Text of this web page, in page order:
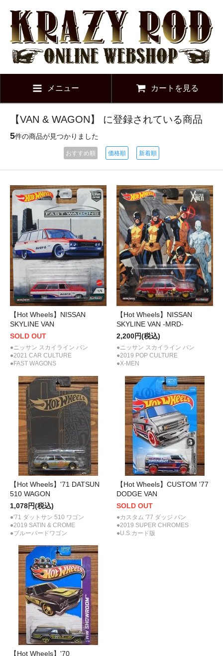
メニュー カートを見る
【VAN & WAGON】 に登録されている商品
5件の商品が見つかりました
おすすめ順 価格順 新着順
【Hot Wheels】NISSAN
SKYLINE VAN
SOLD OUT
●ニッサン スカイライン バン
●2021 CAR CULTURE
●FAST WAGONS
【Hot Wheels】NISSAN
SKYLINE VAN -MRD-
2,200円(税込)
●ニッサン スカイライン バン
●2019 POP CULTURE
●X-MEN
【Hot Wheels】'71 DATSUN
510 WAGON
1,078円(税込)
●'71 ダットサン 510 ワゴン
●2019 SATIN & CROME
●ブルーバードワゴン
【Hot Wheels】CUSTOM '77
DODGE VAN
SOLD OUT
●カスタム '77 ダッジ バン
●2019 SUPER CHROMES
●U.S.カード版
【Hot Wheels】'70